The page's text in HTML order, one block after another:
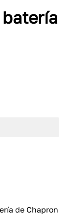
de Chapron